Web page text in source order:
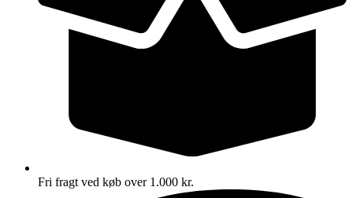
Fri fragt ved køb over 1.000 kr.